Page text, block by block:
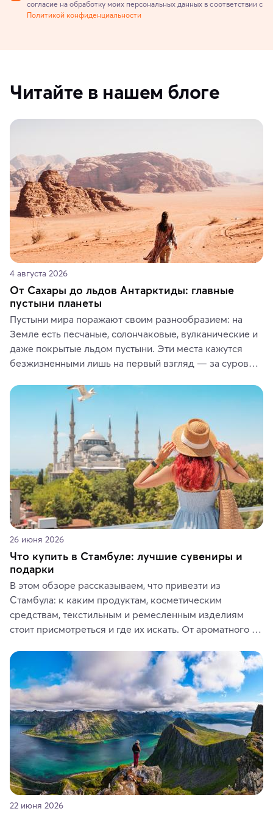
согласие на обработку моих персональных данных в соответствии с
Политикой конфиденциальности
Читайте в нашем блоге
4 августа 2026
От Сахары до льдов Антарктиды: главные
пустыни планеты
Пустыни мира поражают своим разнообразием: на
Земле есть песчаные, солончаковые, вулканические и
даже покрытые льдом пустыни. Эти места кажутся
безжизненными лишь на первый взгляд — за суровой
животные и маршруты, которые дарят одни из самых
ярких впечатлений от путешествий.
26 июня 2026
Что купить в Стамбуле: лучшие сувениры и
подарки
В этом обзоре рассказываем, что привезти из
Стамбула: к каким продуктам, косметическим
средствам, текстильным и ремесленным изделиям
стоит присмотреться и где их искать. От ароматного
керамики и изделий из кожи на турецких рынках и в
аутентичных лавках — в подарок близким или себе на
память о путешествии.
22 июня 2026